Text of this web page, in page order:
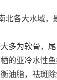
北各大水域
多为软骨，
的亚冷水性鱼
油脂，祛斑